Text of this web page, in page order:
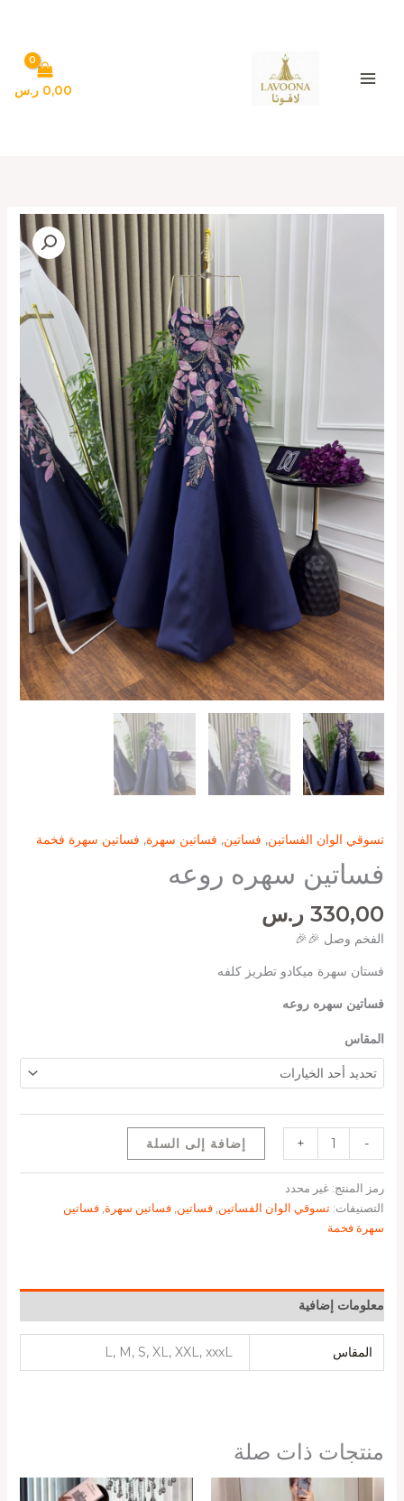
0,00 ر.س
تسوقي الوان الفساتين, فساتين, فساتين سهرة, فساتين سهرة فخمة
فساتين سهره روعه
330,00 ر.س
الفخم وصل 🎉🎉
فستان سهرة ميكادو تطريز كلفه
فساتين سهره روعه
المقاس
-
+ إضافة إلى السلة
رمز المنتج: غير محدد
التصنيفات: تسوقي الوان الفساتين, فساتين, فساتين سهرة, فساتين
سهرة فخمة
معلومات إضافية
المقاس L, M, S, XL, XXL, xxxL
منتجات ذات صلة